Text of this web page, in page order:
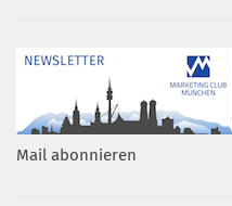
Mail abonnieren